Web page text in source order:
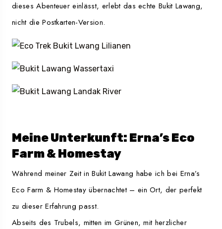
dieses Abenteuer einlässt, erlebt das echte Bukit Lawang,
nicht die Postkarten-Version.
Meine Unterkunft: Erna’s Eco
Farm & Homestay
Während meiner Zeit in Bukit Lawang habe ich bei Erna’s
Eco Farm & Homestay übernachtet – ein Ort, der perfekt
zu dieser Erfahrung passt.
Abseits des Trubels, mitten im Grünen, mit herzlicher